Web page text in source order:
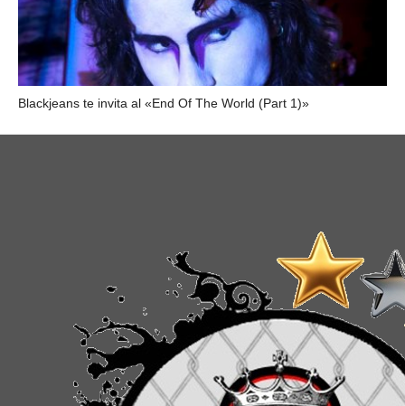
Blackjeans te invita al «End Of The World (Part 1)»